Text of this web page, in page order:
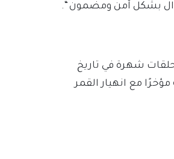
بشكل آمن ومضمون “.
شهرة في تاريخ
مع انهيار القمر